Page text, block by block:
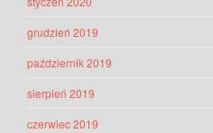
grudzień 2019
październik 2019
sierpień 2019
czerwiec 2019